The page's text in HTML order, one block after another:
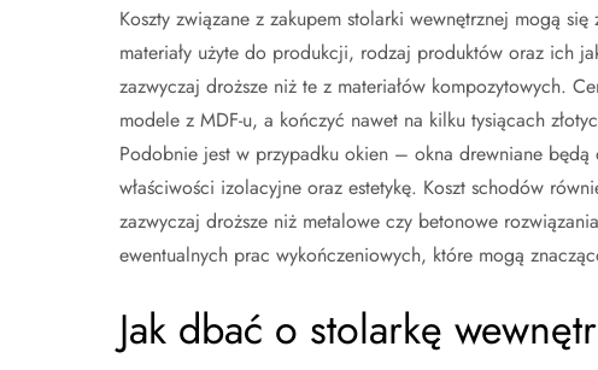
Koszty związane z zakupem stolarki wewnętrznej mogą
materiały użyte do produkcji, rodzaj produktów oraz ich
zazwyczaj droższe niż te z materiałów kompozytowych.
modele z MDF-u, a kończyć nawet na kilku tysiącach
Podobnie jest w przypadku okien – okna drewniane
właściwości izolacyjne oraz estetykę. Koszt schodów
zazwyczaj droższe niż metalowe czy betonowe
ewentualnych prac wykończeniowych, które mogą
Jak dbać o stolarkę